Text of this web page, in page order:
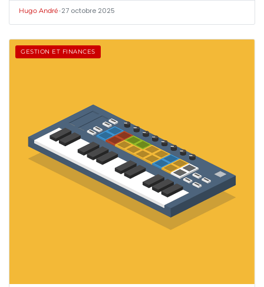
Hugo André•27 octobre 2025
GESTION ET FINANCES